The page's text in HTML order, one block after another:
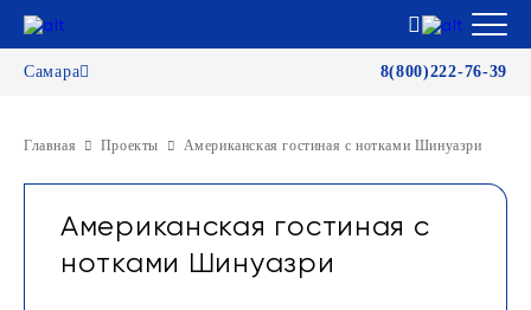
Самара 8(800)222-76-39
Главная Проекты Американская гостиная с нотками Шинуазри
Американская гостиная с
нотками Шинуазри